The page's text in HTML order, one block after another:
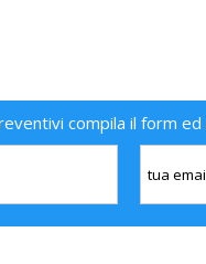
compila il form